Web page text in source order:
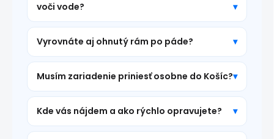
voči vode?
Vyrovnáte aj ohnutý rám po páde?
Musím zariadenie priniesť osobne do Košíc?
Kde vás nájdem a ako rýchlo opravujete?